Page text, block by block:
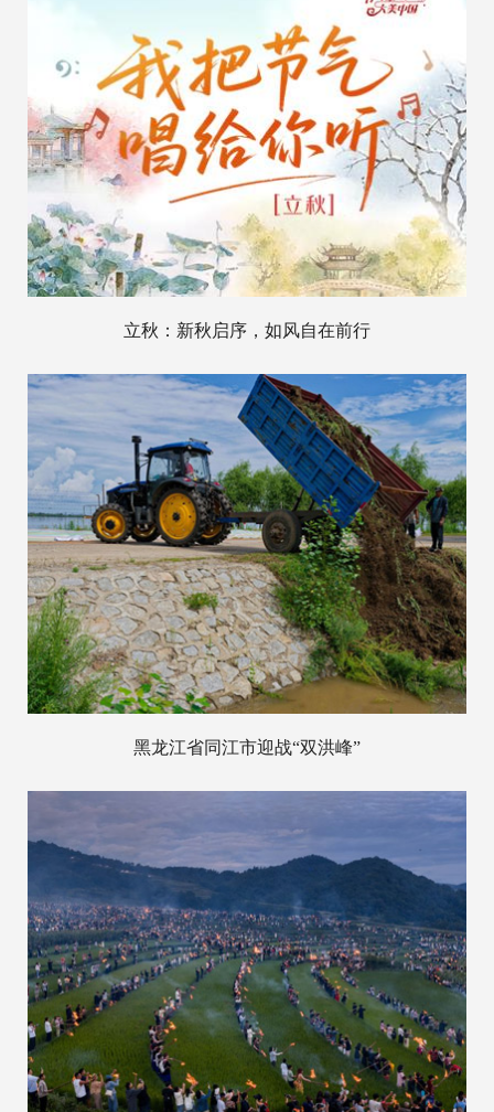
立秋：新秋启序，如风自在前行
黑龙江省同江市迎战“双洪峰”